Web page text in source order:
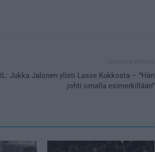
IL: Jukka Jalonen ylisti Lasse Kukkosta – ”Hän
johti omalla esimerkillään”